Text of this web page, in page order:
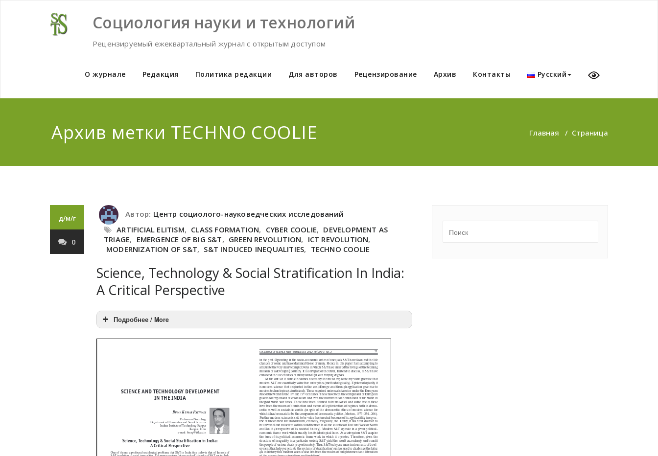
Социология науки и технологий
Рецензируемый ежеквартальный журнал с открытым доступом
О журнале Редакция Политика редакции Для авторов Рецензирование Архив Контакты Русский
Архив метки TECHNO COOLIE Главная / Страница
д/м/г
0
Автор: Центр социолого-науковедческих исследований
ARTIFICIAL ELITISM, CLASS FORMATION, CYBER COOLIE, DEVELOPMENT AS
TRIAGE, EMERGENCE OF BIG S&T, GREEN REVOLUTION, ICT REVOLUTION,
MODERNIZATION OF S&T, S&T INDUCED INEQUALITIES, TECHNO COOLIE
Science, Technology & Social Stratification In India:
A Critical Perspective
Подробнее / More